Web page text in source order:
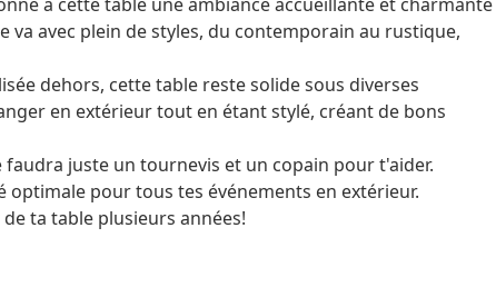
avec plein de styles, du contemporain au rustique,
dehors, cette table reste solide sous diverses
en extérieur tout en étant stylé, créant de bons
juste un tournevis et un copain pour t'aider.
pour tous tes événements en extérieur.
ta table plusieurs années!